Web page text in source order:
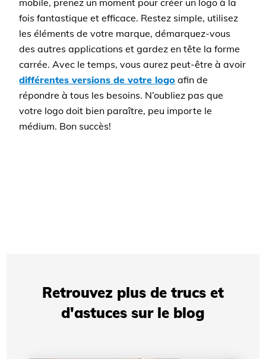
mobile, prenez un moment pour créer un logo à la
fois fantastique et efficace. Restez simple, utilisez
les éléments de votre marque, démarquez-vous
des autres applications et gardez en tête la forme
carrée. Avec le temps, vous aurez peut-être à avoir
différentes versions de votre logo afin de
répondre à tous les besoins. N’oubliez pas que
votre logo doit bien paraître, peu importe le
médium. Bon succès!
Retrouvez plus de trucs et
d'astuces sur le blog